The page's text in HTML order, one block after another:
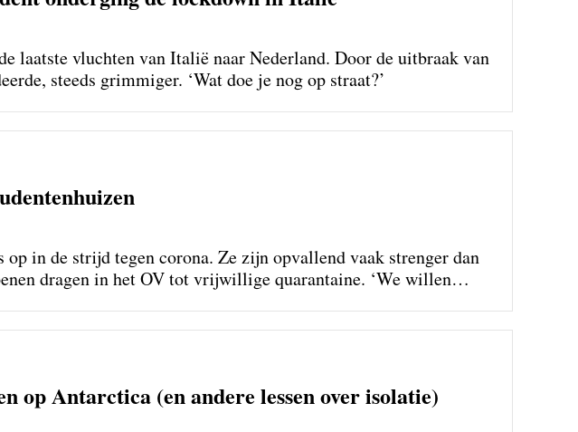
laatste vluchten van Italië naar Nederland. Door de uitbraak van
steeds grimmiger. ‘Wat doe je nog op straat?’
in de strijd tegen corona. Ze zijn opvallend vaak strenger dan
dragen in het OV tot vrijwillige quarantaine. ‘We willen
op Antarctica (en andere lessen over isolatie)